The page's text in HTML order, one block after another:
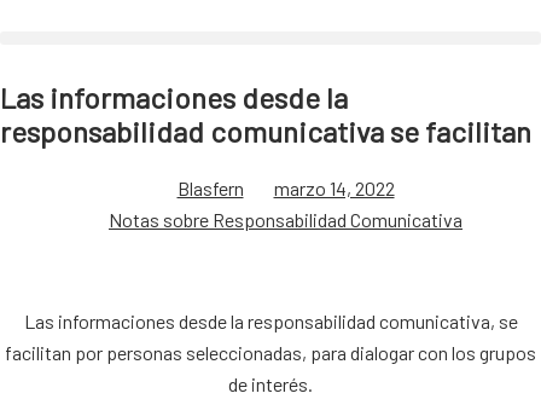
Las informaciones desde la
responsabilidad comunicativa se facilitan
Blasfern
marzo 14, 2022
Notas sobre Responsabilidad Comunicativa
Las informaciones desde la responsabilidad comunicativa, se
facilitan por personas seleccionadas, para dialogar con los grupos
de interés.